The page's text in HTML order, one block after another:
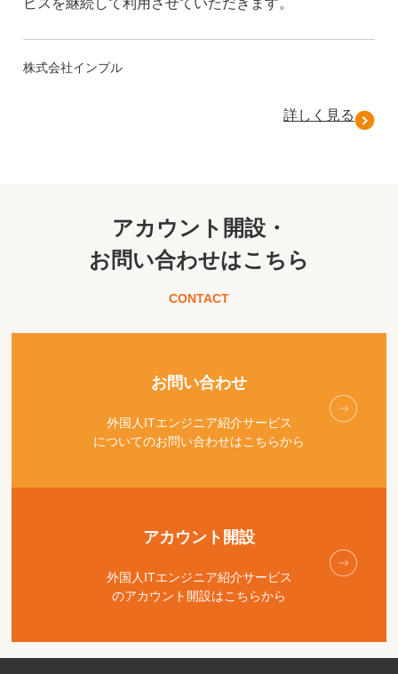
ビスを継続して利用させていただきます。
株式会社インプル
詳しく見る
アカウント開設・
お問い合わせはこちら
CONTACT
お問い合わせ
外国人ITエンジニア紹介サービス
についてのお問い合わせはこちらから
アカウント開設
外国人ITエンジニア紹介サービス
のアカウント開設はこちらから